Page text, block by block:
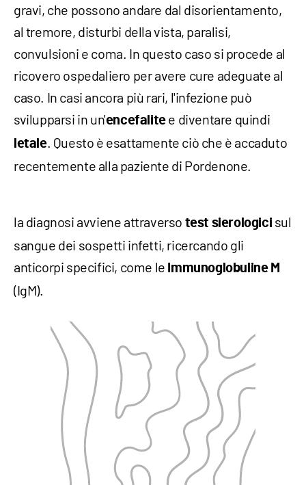
gravi, che possono andare dal disorientamento,
al tremore, disturbi della vista, paralisi,
convulsioni e coma. In questo caso si procede al
ricovero ospedaliero per avere cure adeguate al
caso. In casi ancora più rari, l'infezione può
svilupparsi in un'encefalitee diventare quindi
letale. Questo è esattamente ciò che è accaduto
recentemente alla paziente di Pordenone.
la diagnosi avviene attraverso test sierologici sul
sangue dei sospetti infetti, ricercando gli
anticorpi specifici, come le Immunoglobuline M
(IgM).